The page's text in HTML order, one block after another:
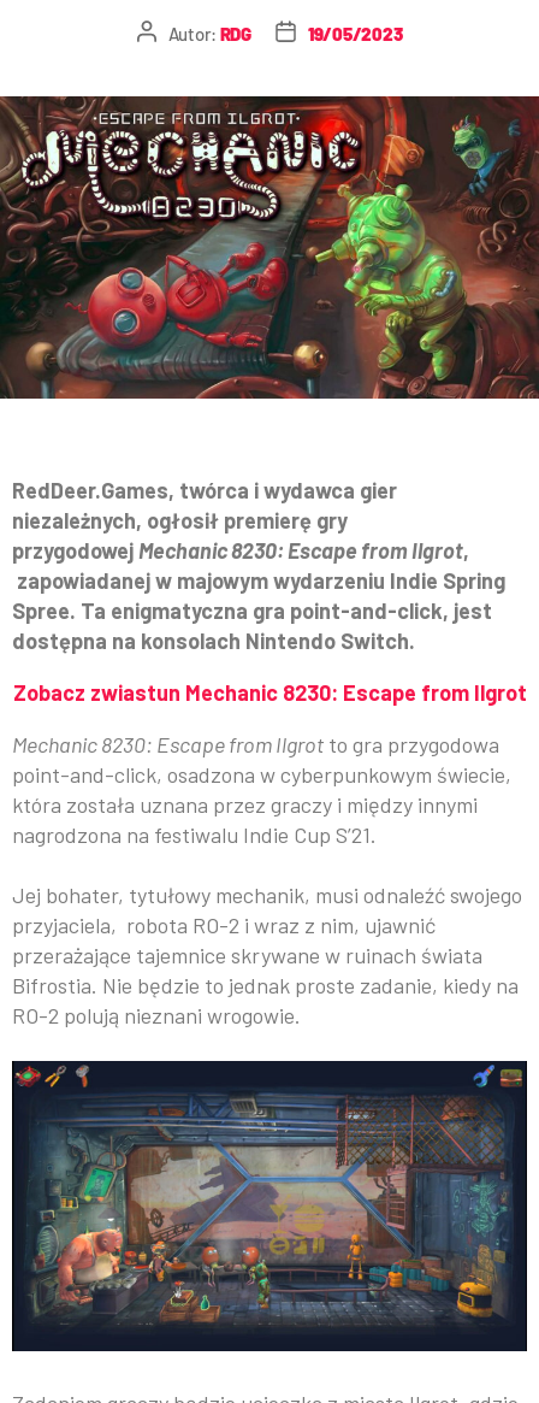
Autor: RDG 19/05/2023
RedDeer.Games, twórca i wydawca gier
niezależnych, ogłosił premierę gry
przygodowej Mechanic 8230: Escape from Ilgrot,
zapowiadanej w majowym wydarzeniu Indie Spring
Spree. Ta enigmatyczna gra point-and-click, jest
dostępna na konsolach Nintendo Switch.
Zobacz zwiastun Mechanic 8230: Escape from Ilgrot
Mechanic 8230: Escape from Ilgrot to gra przygodowa
point-and-click, osadzona w cyberpunkowym świecie,
która została uznana przez graczy i między innymi
nagrodzona na festiwalu Indie Cup S’21.
Jej bohater, tytułowy mechanik, musi odnaleźć swojego
przyjaciela, robota RO-2 i wraz z nim, ujawnić
przerażające tajemnice skrywane w ruinach świata
Bifrostia. Nie będzie to jednak proste zadanie, kiedy na
RO-2 polują nieznani wrogowie.